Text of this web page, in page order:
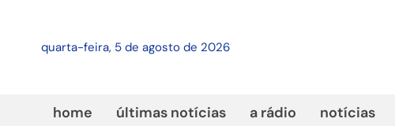
quarta-feira, 5 de agosto de 2026
home últimas notícias a rádio notícias